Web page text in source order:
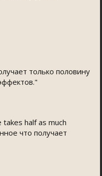
только половину
half as much
что получает